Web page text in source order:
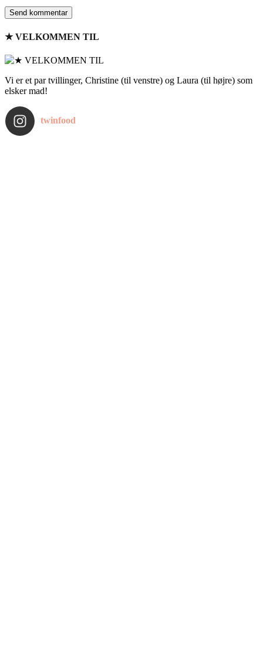
★ VELKOMMEN TIL
Vi er et par tvillinger, Christine (til venstre) og Laura (til højre) som
elsker mad!
twinfood